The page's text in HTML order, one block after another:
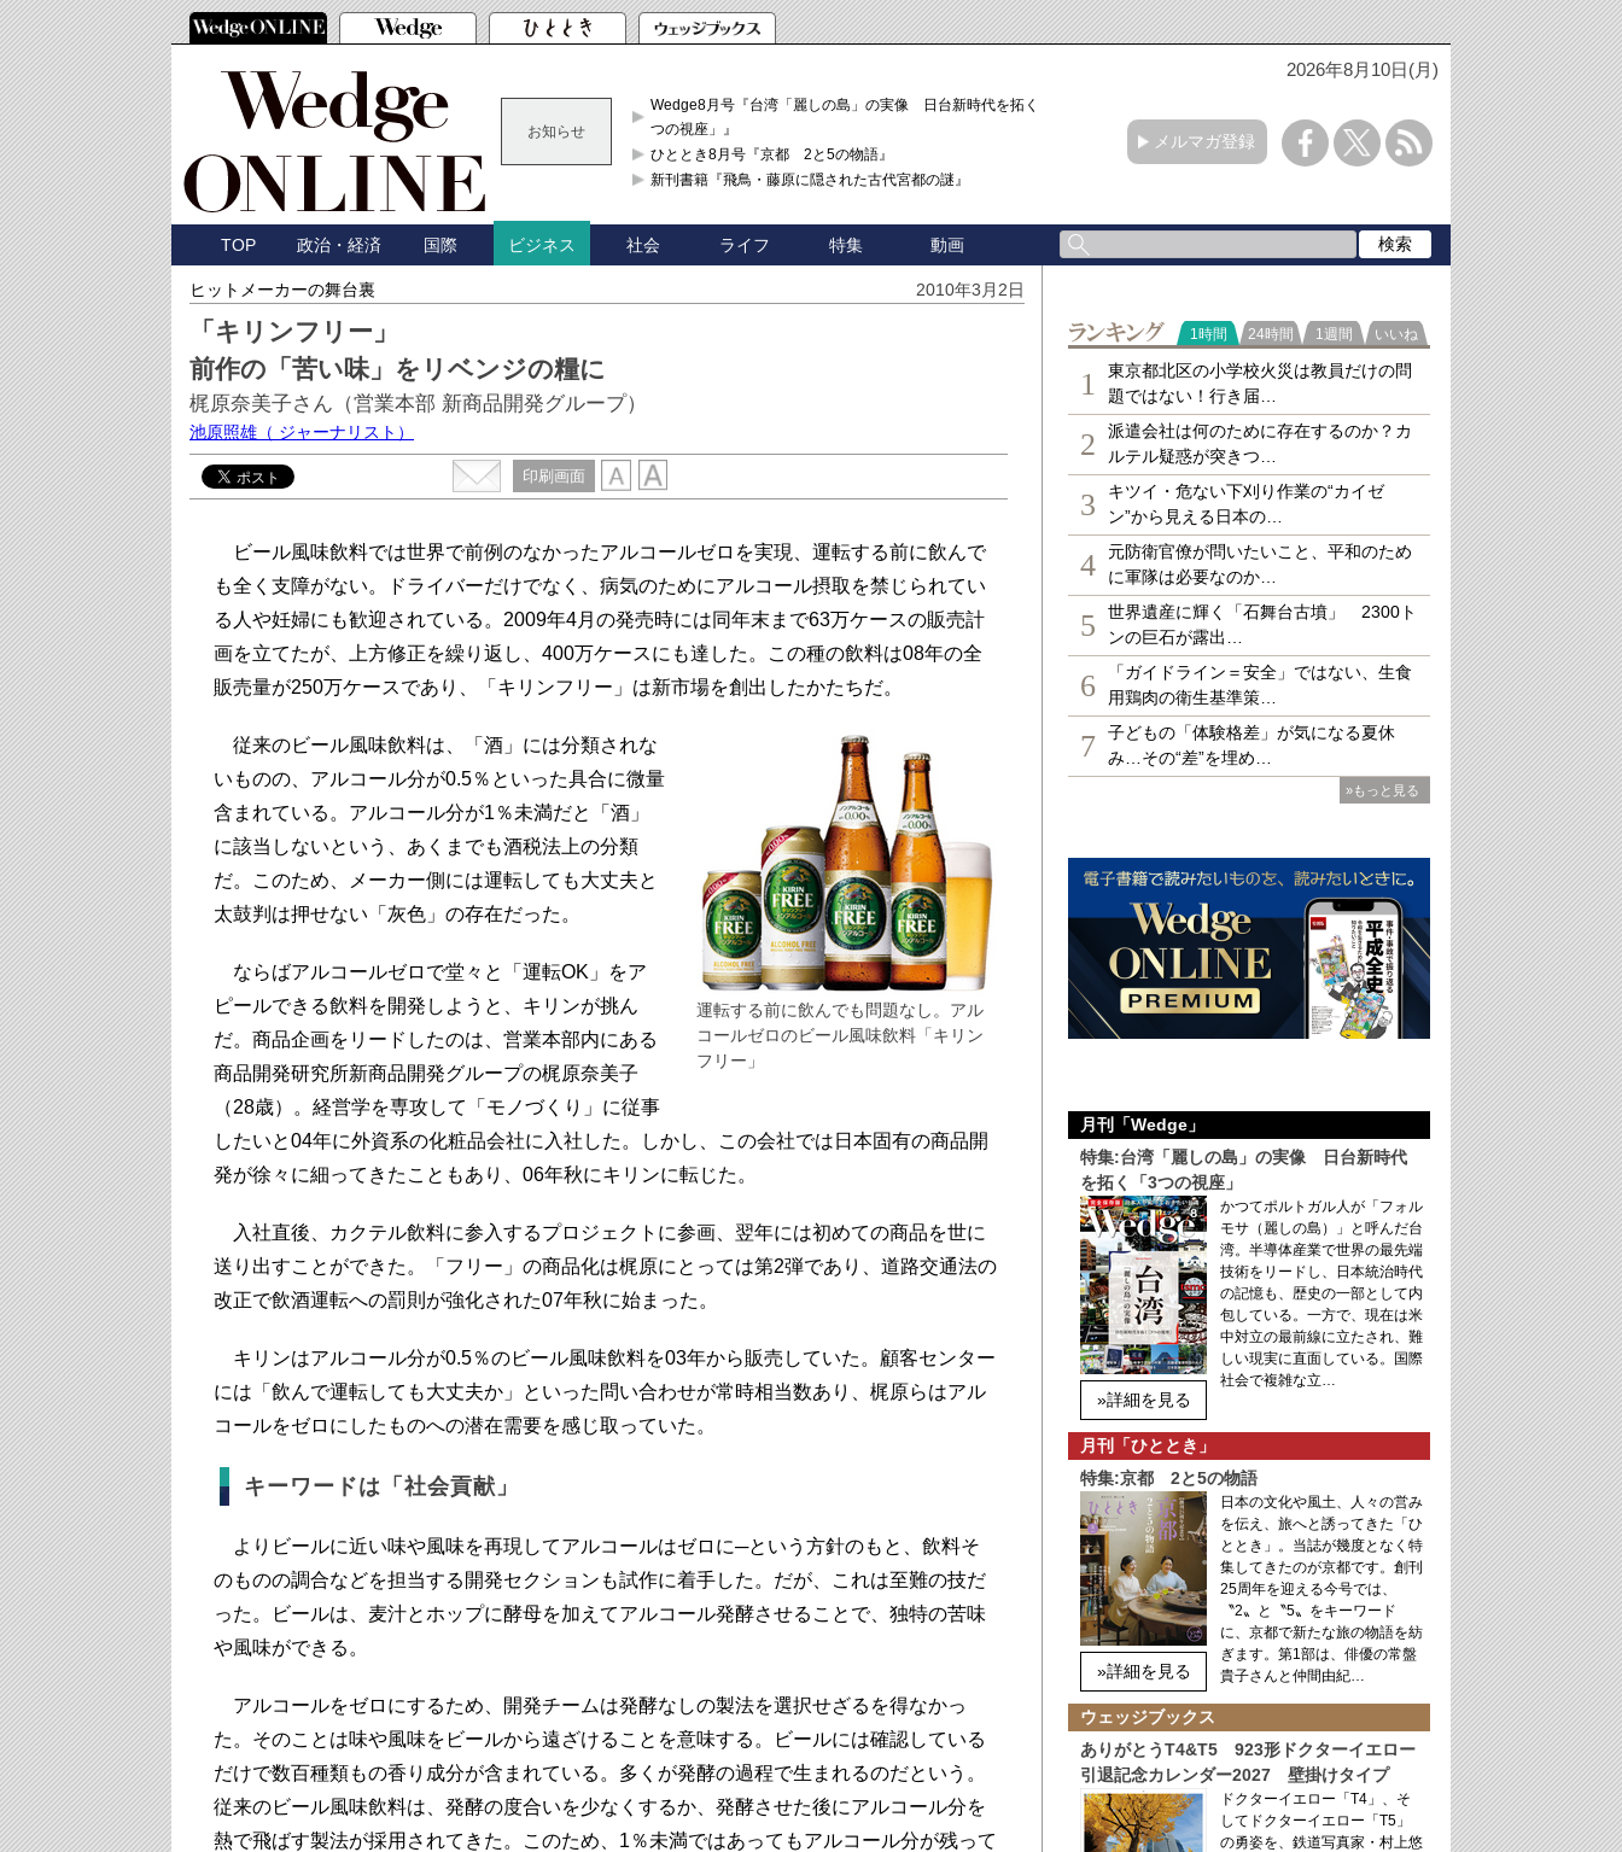
2026年8月10日(月)
お知らせ
Wedge8月号『台湾「麗しの島」の実像 日台新時代を拓く「3
つの視座」』
ひととき8月号『京都 2と5の物語』
新刊書籍『飛鳥・藤原に隠された古代宮都の謎』
メルマガ登録
TOP 政治・経済 国際 ビジネス 社会 ライフ 特集 動画
ヒットメーカーの舞台裏 2010年3月2日
「キリンフリー」
前作の「苦い味」をリベンジの糧に
梶原奈美子さん（営業本部 新商品開発グループ）
池原照雄 （ ジャーナリスト）
印刷画面
ビール風味飲料では世界で前例のなかったアルコールゼロを実現、運転する前に飲んで
も全く支障がない。ドライバーだけでなく、病気のためにアルコール摂取を禁じられてい
る人や妊婦にも歓迎されている。2009年4月の発売時には同年末まで63万ケースの販売計
画を立てたが、上方修正を繰り返し、400万ケースにも達した。この種の飲料は08年の全
販売量が250万ケースであり、「キリンフリー」は新市場を創出したかたちだ。
運転する前に飲んでも問題なし。アル
コールゼロのビール風味飲料「キリン
フリー」
従来のビール風味飲料は、「酒」には分類されな
いものの、アルコール分が0.5％といった具合に微量
含まれている。アルコール分が1％未満だと「酒」
に該当しないという、あくまでも酒税法上の分類
だ。このため、メーカー側には運転しても大丈夫と
太鼓判は押せない「灰色」の存在だった。
ならばアルコールゼロで堂々と「運転OK」をア
ピールできる飲料を開発しようと、キリンが挑ん
だ。商品企画をリードしたのは、営業本部内にある
商品開発研究所新商品開発グループの梶原奈美子
（28歳）。経営学を専攻して「モノづくり」に従事
したいと04年に外資系の化粧品会社に入社した。しかし、この会社では日本固有の商品開
発が徐々に細ってきたこともあり、06年秋にキリンに転じた。
入社直後、カクテル飲料に参入するプロジェクトに参画、翌年には初めての商品を世に
送り出すことができた。「フリー」の商品化は梶原にとっては第2弾であり、道路交通法の
改正で飲酒運転への罰則が強化された07年秋に始まった。
キリンはアルコール分が0.5％のビール風味飲料を03年から販売していた。顧客センター
には「飲んで運転しても大丈夫か」といった問い合わせが常時相当数あり、梶原らはアル
コールをゼロにしたものへの潜在需要を感じ取っていた。
キーワードは「社会貢献」
よりビールに近い味や風味を再現してアルコールはゼロに─という方針のもと、飲料そ
のものの調合などを担当する開発セクションも試作に着手した。だが、これは至難の技だ
った。ビールは、麦汁とホップに酵母を加えてアルコール発酵させることで、独特の苦味
や風味ができる。
アルコールをゼロにするため、開発チームは発酵なしの製法を選択せざるを得なかっ
た。そのことは味や風味をビールから遠ざけることを意味する。ビールには確認している
だけで数百種類もの香り成分が含まれている。多くが発酵の過程で生まれるのだという。
従来のビール風味飲料は、発酵の度合いを少なくするか、発酵させた後にアルコール分を
熱で飛ばす製法が採用されてきた。このため、1％未満ではあってもアルコール分が残って
ランキング
1時間 24時間 1週間 いいね
1
東京都北区の小学校火災は教員だけの問
題ではない！行き届…
2
派遣会社は何のために存在するのか？カ
ルテル疑惑が突きつ…
3
キツイ・危ない下刈り作業の“カイゼ
ン”から見える日本の…
4
元防衛官僚が問いたいこと、平和のため
に軍隊は必要なのか…
5
世界遺産に輝く「石舞台古墳」 2300ト
ンの巨石が露出…
6
「ガイドライン＝安全」ではない、生食
用鶏肉の衛生基準策…
7
子どもの「体験格差」が気になる夏休
み…その“差”を埋め…
»もっと見る
月刊「Wedge」
特集:台湾「麗しの島」の実像 日台新時代
を拓く「3つの視座」
»詳細を見る
かつてポルトガル人が「フォル
モサ（麗しの島）」と呼んだ台
湾。半導体産業で世界の最先端
技術をリードし、日本統治時代
の記憶も、歴史の一部として内
包している。一方で、現在は米
中対立の最前線に立たされ、難
しい現実に直面している。国際
社会で複雑な立…
月刊「ひととき」
特集:京都 2と5の物語
»詳細を見る
日本の文化や風土、人々の営み
を伝え、旅へと誘ってきた「ひ
ととき」。当誌が幾度となく特
集してきたのが京都です。創刊
25周年を迎える今号では、
〝2〟と〝5〟をキーワード
に、京都で新たな旅の物語を紡
ぎます。第1部は、俳優の常盤
貴子さんと仲間由紀…
ウェッジブックス
ありがとうT4&T5 923形ドクターイエロー
引退記念カレンダー2027 壁掛けタイプ
ドクターイエロー「T4」、そ
してドクターイエロー「T5」
の勇姿を、鉄道写真家・村上悠